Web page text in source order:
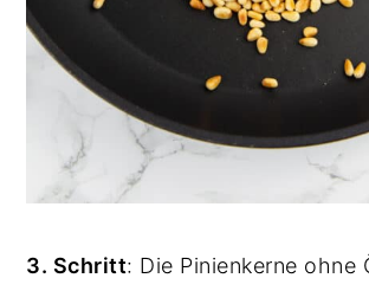
3. Schritt: Die Pinienkerne ohne